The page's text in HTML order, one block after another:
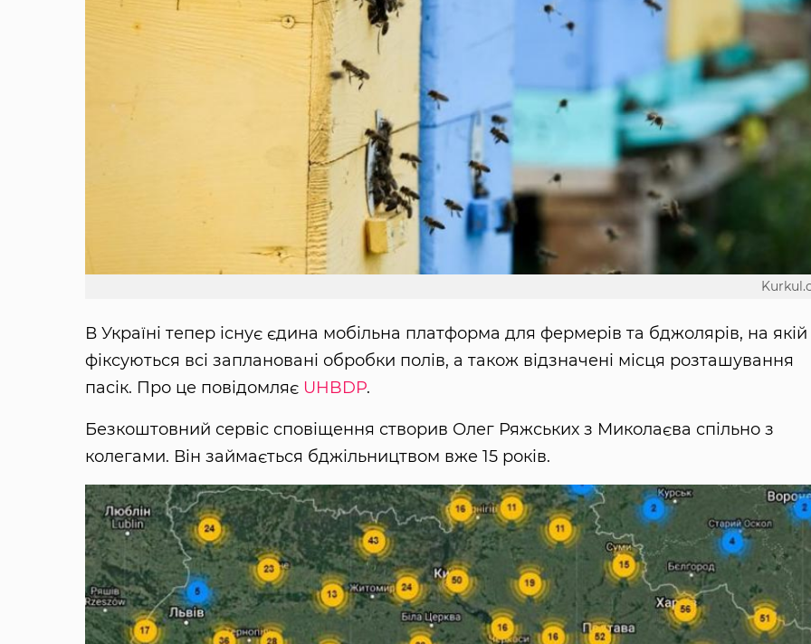
В Україні тепер існує єдина мобільна платформа для фермерів та бджолярів, на якій
фіксуються всі заплановані обробки полів, а також відзначені місця розташування
пасік. Про це повідомляє UHBDP.
Безкоштовний сервіс сповіщення створив Олег Ряжських з Миколаєва спільно з
колегами. Він займається бджільництвом вже 15 років.